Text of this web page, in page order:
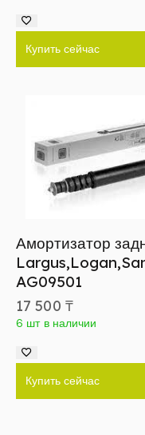
Купить сейчас
Амортизатор
AG09501
17 500 ₸
6 шт в наличии
Купить сейчас